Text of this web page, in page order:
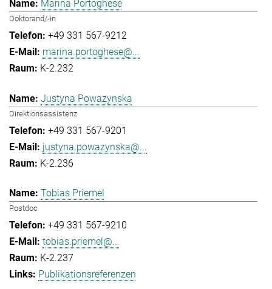
Marina Portoghese
Doktorand/-in
+49 331 567-9212
marina.portoghese@...
K-2.232
Justyna Powazynska
Direktionsassistenz
+49 331 567-9201
justyna.powazynska@...
K-2.236
Tobias Priemel
Postdoc
+49 331 567-9210
tobias.priemel@...
K-2.237
Publikationsreferenzen